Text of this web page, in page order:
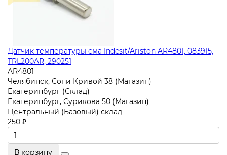
Датчик температуры сма Indesit/Ariston AR4801, 083915,
TRL200AR, 290251
AR4801
Челябинск, Сони Кривой 38 (Магазин)
Екатеринбург (Склад)
Екатеринбург, Сурикова 50 (Магазин)
Центральный (Базовый) склад
250 ₽
В корзину